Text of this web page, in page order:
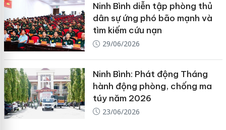
Ninh Bình diễn tập phòng thủ
dân sự ứng phó bão mạnh và
tìm kiếm cứu nạn
29/06/2026
Ninh Bình: Phát động Tháng
hành động phòng, chống ma
túy năm 2026
23/06/2026